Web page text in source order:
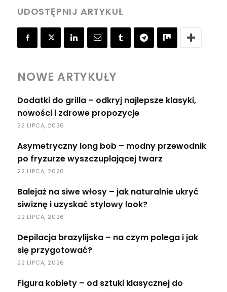
UDOSTĘPNIJ ARTYKUŁ
NOWE ARTYKUŁY
Dodatki do grilla – odkryj najlepsze klasyki,
nowości i zdrowe propozycje
22 LIPCA, 2026
Asymetryczny long bob – modny przewodnik
po fryzurze wyszczuplającej twarz
22 LIPCA, 2026
Balejaż na siwe włosy – jak naturalnie ukryć
siwiznę i uzyskać stylowy look?
22 LIPCA, 2026
Depilacja brazylijska – na czym polega i jak
się przygotować?
22 LIPCA, 2026
Figura kobiety – od sztuki klasycznej do